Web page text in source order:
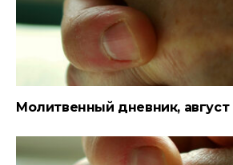
Молитвенный дневник, август